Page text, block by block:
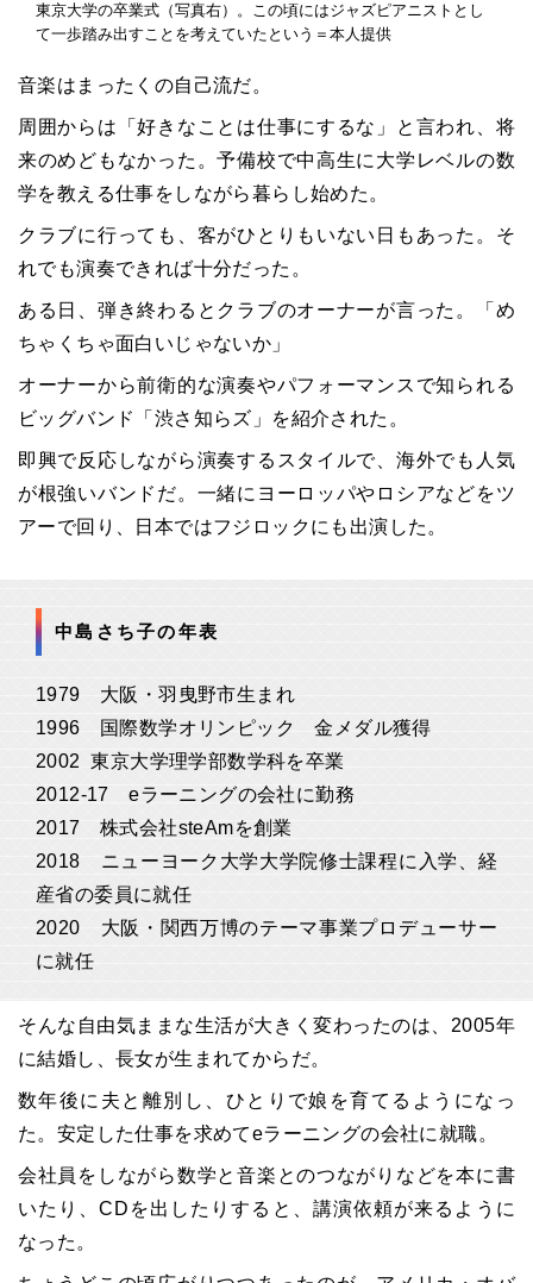
東京大学の卒業式（写真右）。この頃にはジャズピアニストとし
て一歩踏み出すことを考えていたという＝本人提供
音楽はまったくの自己流だ。
周囲からは「好きなことは仕事にするな」と言われ、将
来のめどもなかった。予備校で中高生に大学レベルの数
学を教える仕事をしながら暮らし始めた。
クラブに行っても、客がひとりもいない日もあった。そ
れでも演奏できれば十分だった。
ある日、弾き終わるとクラブのオーナーが言った。「め
ちゃくちゃ面白いじゃないか」
オーナーから前衛的な演奏やパフォーマンスで知られる
ビッグバンド「渋さ知らズ」を紹介された。
即興で反応しながら演奏するスタイルで、海外でも人気
が根強いバンドだ。一緒にヨーロッパやロシアなどをツ
アーで回り、日本ではフジロックにも出演した。
中島さち子の年表
1979 大阪・羽曳野市生まれ
1996
国際数学オリンピック 金メダル獲得
2002東京大学理学部数学科を卒業
2012-17 eラーニングの会社に勤務
2017 株式会社steAmを創業
2018 ニューヨーク大学大学院修士課程に入学、経
産省の委員に就任
2020 大阪・関西万博のテーマ事業プロデューサー
に就任
そんな自由気ままな生活が大きく変わったのは、2005年
に結婚し、長女が生まれてからだ。
数年後に夫と離別し、ひとりで娘を育てるようになっ
た。安定した仕事を求めてeラーニングの会社に就職。
会社員をしながら数学と音楽とのつながりなどを本に書
いたり、CDを出したりすると、講演依頼が来るように
なった。